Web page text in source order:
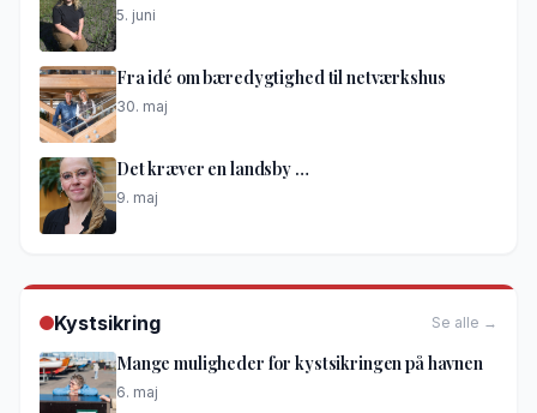
5. juni
Fra idé om bæredygtighed til netværkshus
30. maj
Det kræver en landsby …
9. maj
Kystsikring Se alle →
Mange muligheder for kystsikringen på havnen
6. maj